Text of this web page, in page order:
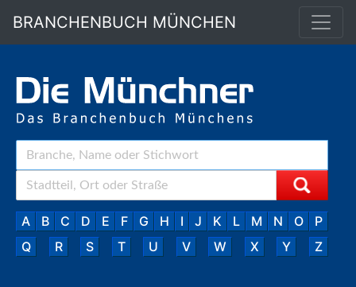
BRANCHENBUCH MÜNCHEN
A B C D E F G H I J K L M N O
P
Q
R S T U V W X Y Z